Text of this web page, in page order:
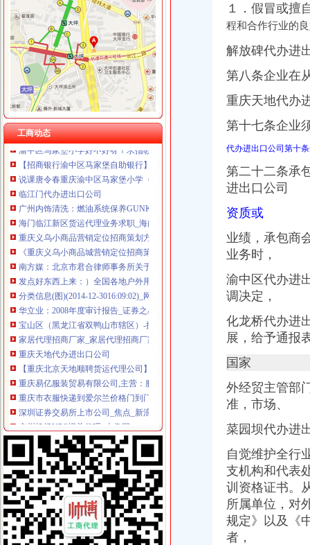
工商动态
渝中区马家堡
“电子眼交巡”在渝中区马家堡上岗一个月_第1页-七一网
渝中区马家堡小学2017招生范围,马家堡小学6月24日报名-小学教育-
重庆市渝中区马家堡副食经营部饮料批发部
重庆市渝中区马家堡粮店_重庆市_渝中区_企业在线
渝中区马家堡小学_渝中区马家堡小学爱问问同学录频道
重庆市渝中区马家堡安利专卖店地址重庆市马家堡哪有卖安利产【今日
【重庆市—渝中区】马家堡发廊偶遇品美少女（申请毕业-曲罢论坛
渝中区马家堡小学好不好呀？求指教-早教幼儿园小学-重庆购物狂
【招商银行渝中区马家堡自助银行】招商银行渝中区马家堡自助银行
说课唐令春重庆渝中区马家堡小学《可能》-原创-搜狐
临江门代办进出口公司
广州内饰清洗：燃油系统保养GUNKM2616-油箱及油管路清洗-广州
海门临江新区货运代理业务求职_海门临江新区货运代理业务找工作_
重庆义乌小商品营销定位招商策划方案.doc
《重庆义乌小商品城营销定位招商策划方案》.doc
南方媒：北京市君合律师事务所关于南方出版媒股份有限公司发行
发点好东西上来：）全国各地户外用品店详解-旅游（Travel）版-北大
分类信息(图)(2014-12-3016:09:02)_网易新闻
华立业：2008年度审计报告_证券之星
宝山区（黑龙江省双鸭山市辖区）-搜百科
家居代理招商厂家_家居代理招商厂家/公司-阿里巴巴公司黄页
重庆天地代办进出口公司
【重庆北京天地顺聘货运代理公司】网点,地址,电话,营业时间-大
重庆易亿服装贸易有限公司,主营：服装服饰,箱包设计及销售；品
重庆市衣服快递到爱尔兰价格门到门国际包税出口服务（图）-供应信
深圳证券交易所上市公司_焦点_新浪财经_新浪网
广州机场UPS报关代理_志趣网
青岛饮料代理公司-青岛饮料代理厂家-|必途青岛饮料代理公司排行榜
重庆进口美国咖啡清关运输到成都需要多长时间【-成都进出口代理】
海haiyao品牌代理招商-招商加盟-globrand（全球品牌网）
重庆物流服务公司_物流服务厂_生产厂家企业公司
价格,厂家,图片,进出口全套代理,重庆市金利国际货物代理有限
朝天门代办进出口公司
重庆港九股份有限公司关于为重庆经略实业有限责任公司提供担保的公
重庆南岸茶园新区工商服务信息,提供新重庆南岸茶园新区财税服务
【2014年重庆美购贸易有限公司新招聘信息_电话_地址】-赶集网
１．假冒或擅
程和合作行业的
解放碑代办进
第八条企业在
重庆天地代
第十七条企业
代办进出口公司第十
第二十二条承
进出口公司
资质或
业绩，承包商
业务时，
渝中区代办进
调决定，
化龙桥代办进
展，给予通报
国家
外经贸主管部
准，市场、
菜园坝代办进
自觉维护全行
支机构和代表
训资格证书。
所属单位，对
规定》以及《
者，